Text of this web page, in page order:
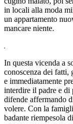
in locali alla moda
un appartamento
mancare niente.
In questa vicenda a
conoscenza dei fatti,
e immediatamente
interdire il padre e di
difende affermando
volere. Con la
badante riempesola